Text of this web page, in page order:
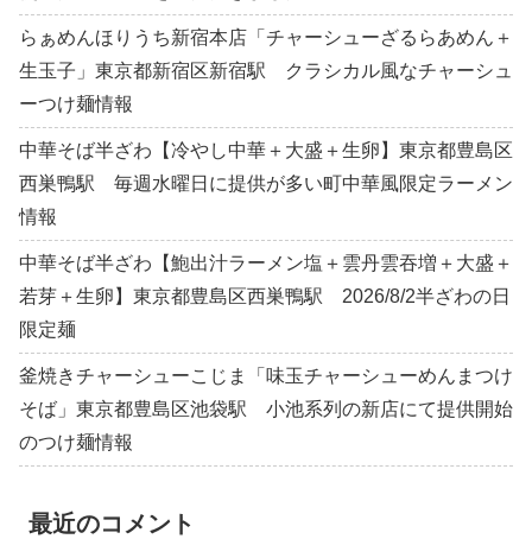
らぁめんほりうち新宿本店「チャーシューざるらあめん＋
生玉子」東京都新宿区新宿駅 クラシカル風なチャーシュ
ーつけ麺情報
中華そば半ざわ【冷やし中華＋大盛＋生卵】東京都豊島区
西巣鴨駅 毎週水曜日に提供が多い町中華風限定ラーメン
情報
中華そば半ざわ【鮑出汁ラーメン塩＋雲丹雲吞増＋大盛＋
若芽＋生卵】東京都豊島区西巣鴨駅 2026/8/2半ざわの日
限定麺
釜焼きチャーシューこじま「味玉チャーシューめんまつけ
そば」東京都豊島区池袋駅 小池系列の新店にて提供開始
のつけ麺情報
最近のコメント